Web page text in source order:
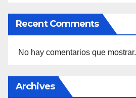
Recent Comments
No hay comentarios que mostrar.
Archives